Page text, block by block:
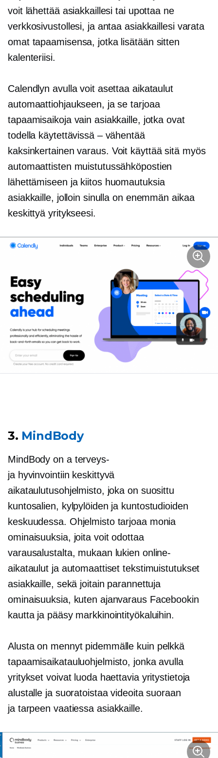
voit lähettää asiakkaillesi tai upottaa ne
verkkosivustollesi, ja antaa asiakkaillesi varata
omat tapaamisensa, jotka lisätään sitten
kalenteriisi.
Calendlyn avulla voit asettaa aikataulut
automaattiohjaukseen, ja se tarjoaa
tapaamisaikoja vain asiakkaille, jotka ovat
todella käytettävissä – vähentää
kaksinkertainen varaus. Voit käyttää sitä myös
automaattisten muistutussähköpostien
lähettämiseen ja kiitoshuomautuksia
asiakkaille, jolloin sinulla on enemmän aikaa
keskittyä yritykseesi.
3. MindBody
MindBody on a terveys-
ja hyvinvointiin keskittyvä
aikataulutusohjelmisto, joka on suosittu
kuntosalien, kylpylöiden ja kuntostudioiden
keskuudessa. Ohjelmisto tarjoaa monia
ominaisuuksia, joita voit odottaa
varausalustalta, mukaan lukien online-
aikataulut ja automaattiset tekstimuistutukset
asiakkaille, sekä joitain parannettuja
ominaisuuksia, kuten ajanvaraus Facebookin
kautta ja pääsy markkinointityökaluihin.
Alusta on mennyt pidemmälle kuin pelkkä
tapaamisaikatauluohjelmisto, jonka avulla
yritykset voivat luoda haettavia yritystietoja
alustalle ja suoratoistaa videoita suoraan
ja tarpeen vaatiessaasiakkaille.